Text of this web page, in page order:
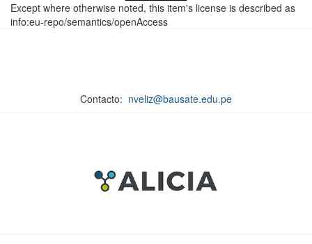
Except where otherwise noted, this item's license is described as
info:eu-repo/semantics/openAccess
Contacto: nveliz@bausate.edu.pe